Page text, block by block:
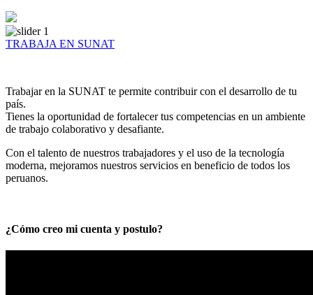
TRABAJA EN SUNAT
Trabajar en la SUNAT te permite contribuir con el desarrollo de tu
país.
Tienes la oportunidad de fortalecer tus competencias en un ambiente
de trabajo colaborativo y desafiante.
Con el talento de nuestros trabajadores y el uso de la tecnología
moderna, mejoramos nuestros servicios en beneficio de todos los
peruanos.
¿Cómo creo mi cuenta y postulo?